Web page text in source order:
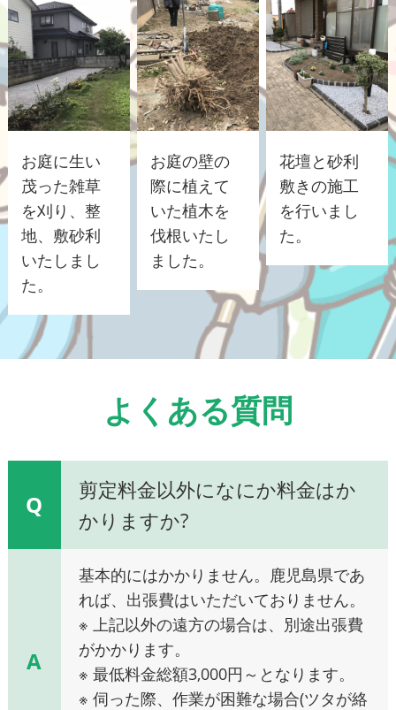
お庭に生い
茂った雑草
を刈り、整
地、敷砂利
いたしまし
た。
お庭の壁の
際に植えて
いた植木を
伐根いたし
ました。
花壇と砂利
敷きの施工
を行いまし
た。
よくある質問
Q
剪定料金以外になにか料金はか
かりますか?
A
基本的にはかかりません。鹿児島県であ
れば、出張費はいただいておりません。
※ 上記以外の遠方の場合は、別途出張費
がかかります。
※ 最低料金総額3,000円～となります。
※ 伺った際、作業が困難な場合(ツタが絡